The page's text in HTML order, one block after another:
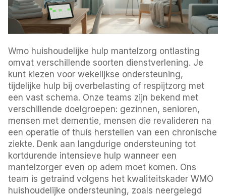
Wmo huishoudelijke hulp mantelzorg ontlasting
omvat verschillende soorten dienstverlening. Je
kunt kiezen voor wekelijkse ondersteuning,
tijdelijke hulp bij overbelasting of respijtzorg met
een vast schema. Onze teams zijn bekend met
verschillende doelgroepen: gezinnen, senioren,
mensen met dementie, mensen die revalideren na
een operatie of thuis herstellen van een chronische
ziekte. Denk aan langdurige ondersteuning tot
kortdurende intensieve hulp wanneer een
mantelzorger even op adem moet komen. Ons
team is getraind volgens het kwaliteitskader WMO
huishoudelijke ondersteuning, zoals neergelegd